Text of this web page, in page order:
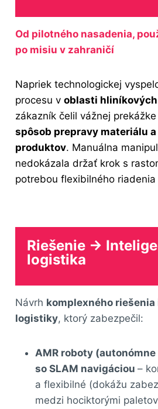
Od pilotného nasadenia,
po misiu v zahraničí
Napriek technologickej
procesu v oblasti
zákazník čelil vážnej prekážke
spôsob prepravy materiálu
produktov. Manuálna
nedokázala držať krok s
potrebou flexibilného riadenia
Riešenie →
logistika
Návrh komplexného
logistiky, ktorý zabezpečil:
AMR roboty
so SLAM navigáciou –
a flexibilné (dokážu
medzi hociktorými